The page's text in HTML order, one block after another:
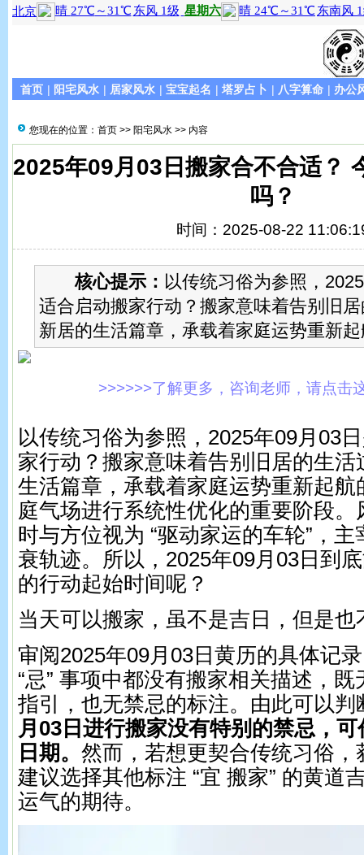
首页 | 阳宅风水 | 居家风水 | 宝宝起名 | 塔罗占卜 | 八字算命 | 办公
您现在的位置： 首页 >> 阳宅风水 >> 内容
2025年09月03日搬家合不合适？
吗？
时间：2025-08-22
核心提示： 以传统习俗为参照，
适合启动搬家行动？搬家意味着告别旧
新居的生活篇章，承载着家庭运势重新
>>>>>>了解更多，咨询老师，请点击
以传统习俗为参照，2025年09月03
家行动？搬家意味着告别旧居的生
生活篇章，承载着家庭运势重新起航
庭气场进行系统性优化的重要阶段
时与方位视为 “驱动家运的车轮”，
衰轨迹。所以，2025年09月03日到
的行动起始时间呢？
当天可以搬家，虽不是吉日，但是也
审阅2025年09月03日黄历的具体记
“忌” 事项中都没有搬家相关描述，
指引，也无禁忌的标注。由此可以判
月03日进行搬家没有特别的禁忌，
日期。 然而，若想更契合传统习俗，
建议选择其他标注 “宜 搬家” 的黄道
运气的期待。